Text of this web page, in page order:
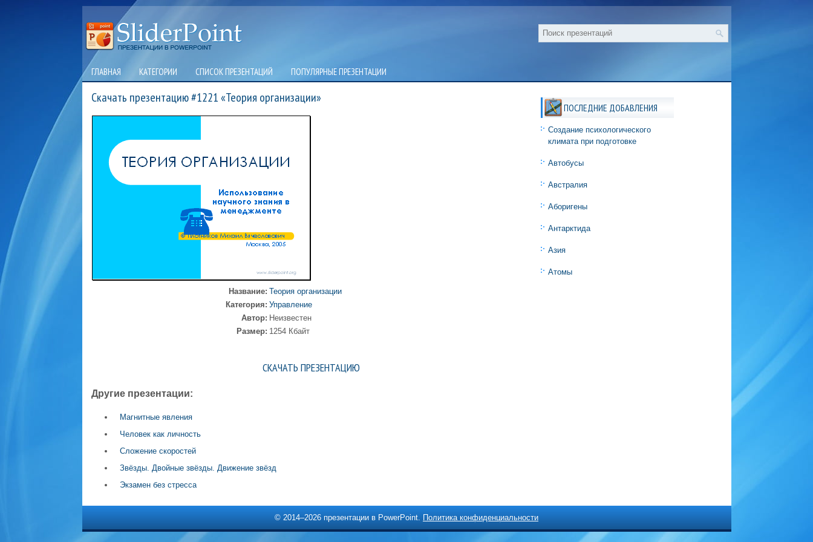
ГЛАВНАЯ КАТЕГОРИИ СПИСОК ПРЕЗЕНТАЦИЙ ПОПУЛЯРНЫЕ ПРЕЗЕНТАЦИИ
Скачать презентацию #1221 «Теория организации»
Название: Теория организации
Категория: Управление
Автор: Неизвестен
Размер: 1254 Кбайт
СКАЧАТЬ ПРЕЗЕНТАЦИЮ
Другие презентации:
Магнитные явления
Человек как личность
Сложение скоростей
Звёзды. Двойные звёзды. Движение звёзд
Экзамен без стресса
ПОСЛЕДНИЕ ДОБАВЛЕНИЯ
Создание психологического
климата при подготовке
Автобусы
Австралия
Аборигены
Антарктида
Азия
Атомы
© 2014–2026 презентации в PowerPoint. Политика конфиденциальности